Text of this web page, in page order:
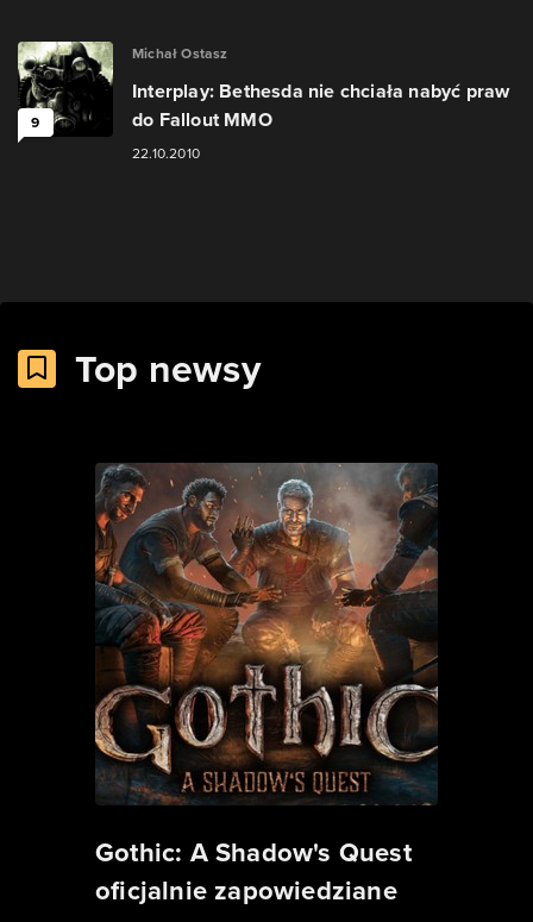
9
Michał Ostasz
Interplay: Bethesda nie chciała nabyć praw
do Fallout MMO
22.10.2010
Top newsy
Gothic: A Shadow's Quest
oficjalnie zapowiedziane